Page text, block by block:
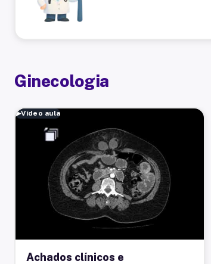
Ginecologia
▶Vídeo aula
Achados clínicos e